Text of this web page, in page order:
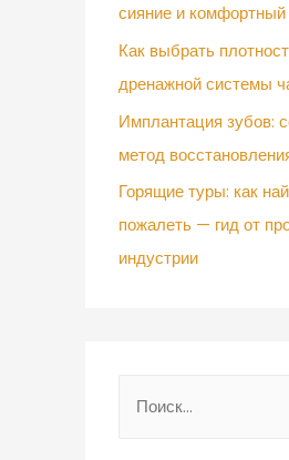
сияние и комфортный
Как выбрать
дренажной системы
Имплантация зубов:
метод
Горящие туры: как
пожалеть — гид от
индустрии